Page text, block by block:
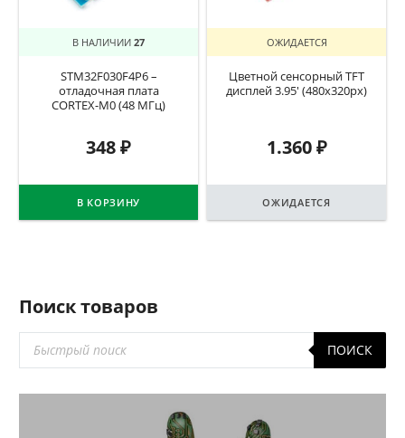
В НАЛИЧИИ 27
STM32F030F4P6 –
отладочная плата
CORTEX-M0 (48 МГц)
348₽
В КОРЗИНУ
ОЖИДАЕТСЯ
Цветной сенсорный TFT
дисплей 3.95′ (480x320px)
1.360₽
ОЖИДАЕТСЯ
Поиск товаров
товаров
ПОИСК